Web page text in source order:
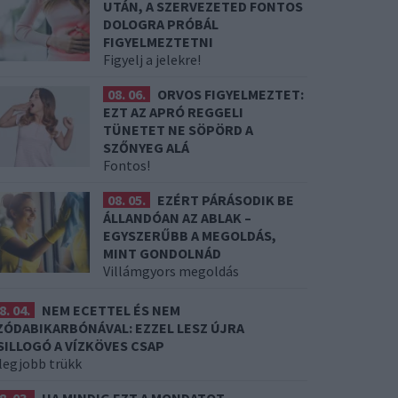
UTÁN, A SZERVEZETED FONTOS
DOLOGRA PRÓBÁL
FIGYELMEZTETNI
Figyelj a jelekre!
08. 06.
ORVOS FIGYELMEZTET:
EZT AZ APRÓ REGGELI
TÜNETET NE SÖPÖRD A
SZŐNYEG ALÁ
Fontos!
08. 05.
EZÉRT PÁRÁSODIK BE
ÁLLANDÓAN AZ ABLAK –
EGYSZERŰBB A MEGOLDÁS,
MINT GONDOLNÁD
Villámgyors megoldás
04.
NEM ECETTEL ÉS NEM
EZZEL LESZ ÚJRA
A VÍZKÖVES CSAP
trükk